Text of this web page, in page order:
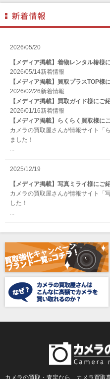
ARAX（アラクス）
Arca-Swiss（アルカスイス）
Argus （アーガス）
ARNUVO（アルヌボ）
ARTISAN&ARTIST (アルティザ
Aska（アスカ/飛鳥）
ATOMOS（アトモス）
erg（エルグ）
AVENON（アベノン）
Awagami Factory（アワガミファ
Belkin（ベルキン）
Bencini（ベンチーニ）
BENRO（ベンロ）
BERGEON（ベルジョン）
Blackmagic Design（ブラックマ
BLACKRAPID （ブラックラピ
BLaKPIXEL（ブラックピクセル
2026/05/20
【メディア掲載】着物レンタル椿様
2026/05/14新着情報
【メディア掲載】買取プラスTOP様
2026/02/26新着情報
【メディア掲載】買取ガイド様にご
2026/01/16新着情報
【メディア掲載】らくらく買取様に
カメラの買取屋さんが情報サイト「
ました！
...
2025/12/19
【メディア掲載】写真ミライ様にご
カメラの買取屋さんが情報サイト「
した！
...
カメラの買取・査定なら、カメラ買取